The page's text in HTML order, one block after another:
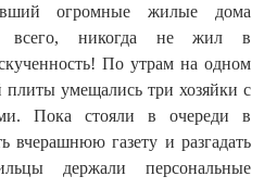
огромные жилые дома
всего, никогда не жил в
По утрам на одном
плиты умещались три хозяйки с
Пока стояли в очереди в
вчерашнюю газету и разгадать
держали персональные